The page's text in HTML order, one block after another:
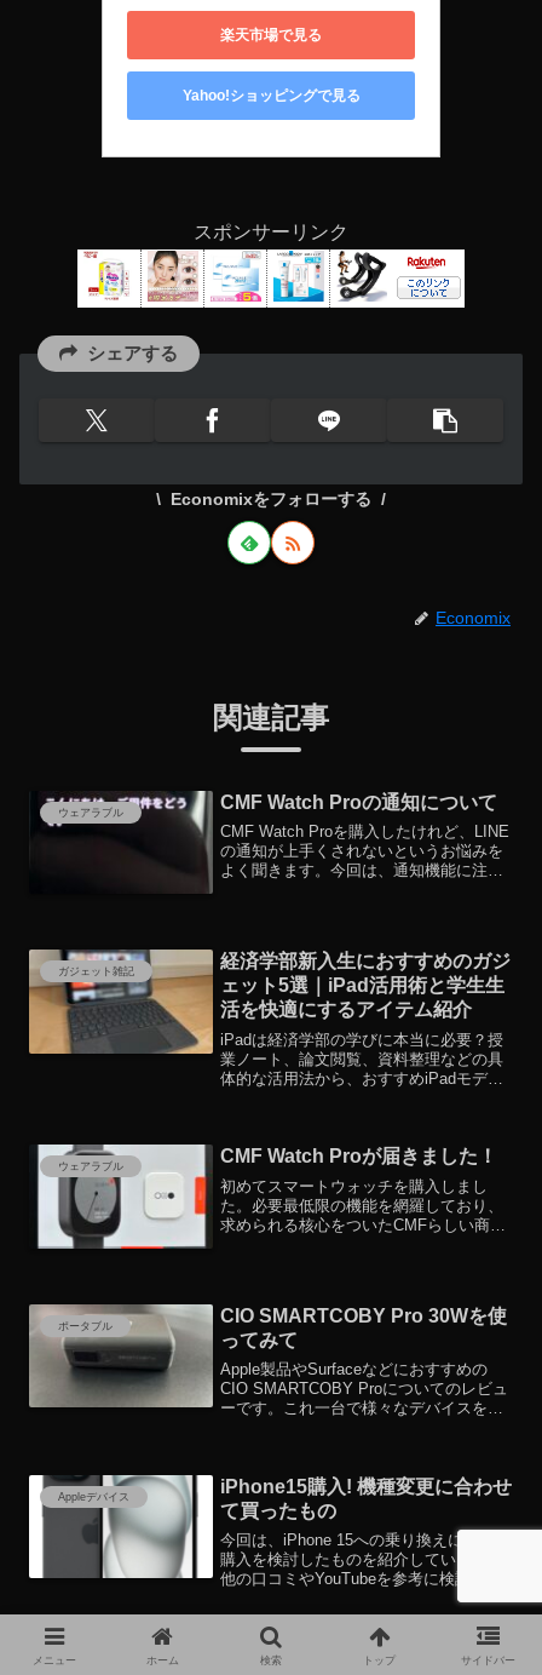
楽天市場で見る
Yahoo!ショッピングで見る
スポンサーリンク
シェアする
Economixをフォローする
Economix
関連記事
ウェアラブル CMF Watch Proの通知について
CMF Watch Proを購入したけれど、LINE
の通知が上手くされないというお悩みを
よく聞きます。今回は、通知機能に注目
ガジェット雑記
経済学部新入生におすすめのガジ
ェット5選｜iPad活用術と学生生
活を快適にするアイテム紹介
iPadは経済学部の学びに本当に必要？授
業ノート、論文閲覧、資料整理などの具
体的な活用法から、おすすめiPadモデ
ウェアラブル CMF Watch Proが届きました！
初めてスマートウォッチを購入しまし
た。必要最低限の機能を網羅しており、
求められる核心をついたCMFらしい商品
ポータブル
CIO SMARTCOBY Pro 30Wを使
ってみて
Apple製品やSurfaceなどにおすすめの
CIO SMARTCOBY Proについてのレビュ
ーです。これ一台で様々なデバイスを充
Appleデバイス
iPhone15購入! 機種変更に合わせ
て買ったもの
今回は、iPhone 15への乗り換えに伴って
購入を検討したものを紹介しています。
他の口コミやYouTubeを参考に検討を重
ね購入したもので、2週間経った今でもお
すすめできるものを紹介しています。
ウェアラブル CMF Watch Pro人気交換バンド
メニュー ホーム 検索 トップ サイドバー